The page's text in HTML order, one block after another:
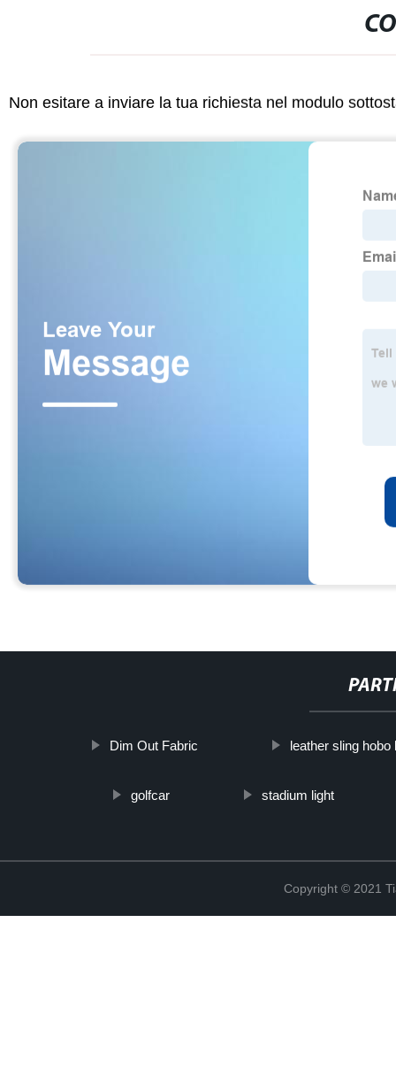
Non esitare a inviare la tua richiesta nel modulo
Dim Out Fabric leather sling hobo
golfcar stadium light
Copyright © 2021